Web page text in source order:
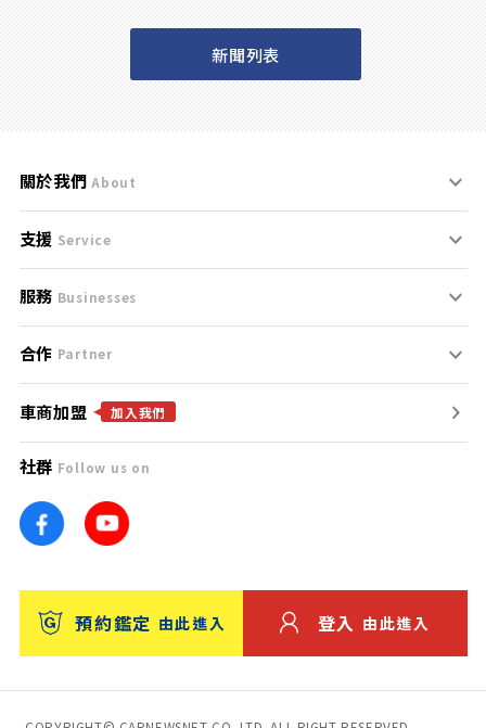
新聞列表
關於我們 About
刊登規範
服務條款
免責聲明
隱私權政策
團隊
車訊網
台灣優良中古車商大獎
支援 Service
支援中心
聯絡我們
服務 Businesses
什麼是Goo鑑定？
找好車
找好店
找海外車
消費者評價
合作 Partner
合作夥伴
廣告合作
車商加盟 加入我們
社群 Follow us on
預約鑑定 由此進入 登入 由此進入